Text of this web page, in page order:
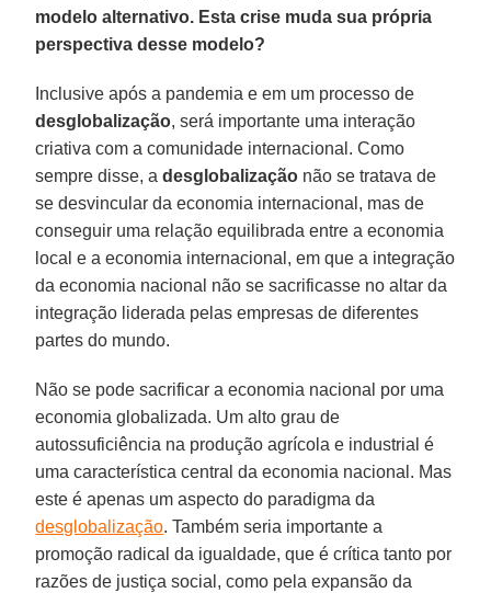
modelo alternativo. Esta crise muda sua própria
perspectiva desse modelo?
Inclusive após a pandemia e em um processo de
desglobalização, será importante uma interação
criativa com a comunidade internacional. Como
sempre disse, adesglobalização não se tratava de
se desvincular da economia internacional, mas de
conseguir uma relação equilibrada entre a economia
local e a economia internacional, em que a integração
da economia nacional não se sacrificasse no altar da
integração liderada pelas empresas de diferentes
partes do mundo.
Não se pode sacrificar a economia nacional por uma
economia globalizada. Um alto grau de
autossuficiência na produção agrícola e industrial é
uma característica central da economia nacional. Mas
este é apenas um aspecto do paradigma da
desglobalização. Também seria importante a
promoção radical da igualdade, que é crítica tanto por
razões de justiça social, como pela expansão da